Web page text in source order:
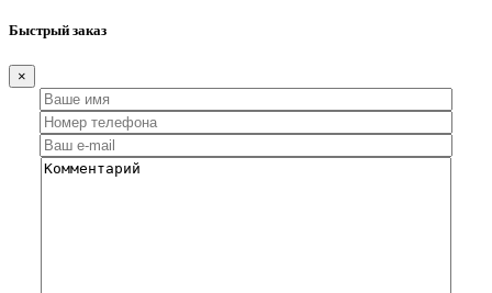
Быстрый заказ
×